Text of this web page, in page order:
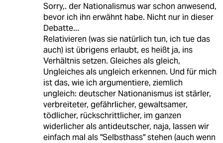
Sorry,. der Nationalismus war schon anwesend,
bevor ich ihn erwähnt habe. Nicht nur in dieser
Debatte...
Relativieren (was sie natürlich tun, ich tue das
auch) ist übrigens erlaubt, es heißt ja, ins
Verhältnis setzen. Gleiches als gleich,
Ungleiches als ungleich erkennen. Und für mich
ist das, wie ich argumentiere, ziemlich
ungleich: deutscher Nationanismus ist stärler,
verbreiteter, gefährlicher, gewaltsamer,
tödlicher, rückschrittlicher, im ganzen
widerlicher als antideutscher, naja, lassen wir
einfach mal als "Selbsthass" stehen (auch wenn